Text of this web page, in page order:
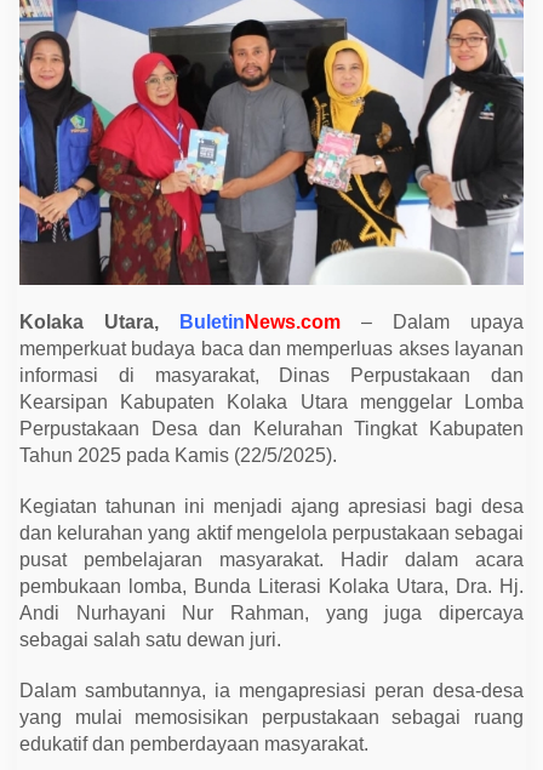
a
L
a
P
e
r
p
u
s
t
a
a
n
D
e
s
,
D
o
n
L
i
t
e
r
i
h
n
Kolaka Utara, Buletin News.com – Dalam upaya
memperkuat budaya baca dan memperluas akses layanan
informasi di masyarakat, Dinas Perpustakaan dan
Kearsipan Kabupaten Kolaka Utara menggelar Lomba
Perpustakaan Desa dan Kelurahan Tingkat Kabupaten
Tahun 2025 pada Kamis (22/5/2025).
Kegiatan tahunan ini menjadi ajang apresiasi bagi desa
dan kelurahan yang aktif mengelola perpustakaan sebagai
pusat pembelajaran masyarakat. Hadir dalam acara
pembukaan lomba, Bunda Literasi Kolaka Utara, Dra. Hj.
Andi Nurhayani Nur Rahman, yang juga dipercaya
sebagai salah satu dewan juri.
Dalam sambutannya, ia mengapresiasi peran desa-desa
yang mulai memosisikan perpustakaan sebagai ruang
edukatif dan pemberdayaan masyarakat.